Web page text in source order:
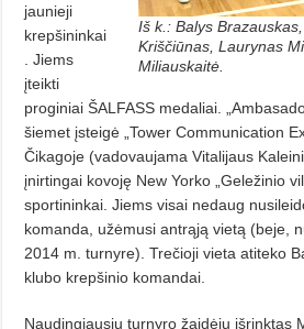
Iš k.: Balys
Kriščiūnas, Laurynas
Miliauskaitė.
jaunieji
krepšininkai
. Jiems
įteikti
proginiai ŠALFASS medaliai.
šiemet įsteigė „Tower Communication
Čikagoje (vadovaujama Vitalijaus
įnirtingai kovoję New Yorko „Geležinio
sportininkai. Jiems visai nedaug
komanda, užėmusi antrąją vietą (beje,
2014 m. turnyre). Trečioji vieta atiteko
klubo krepšinio komandai.
Naudingiausiu turnyro žaidėju išrinktas